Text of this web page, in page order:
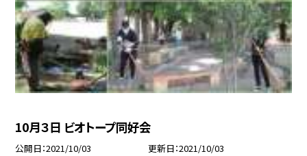
10月３日 ビオトープ同好会
公開日 2021/10/03 更新日 2021/10/03